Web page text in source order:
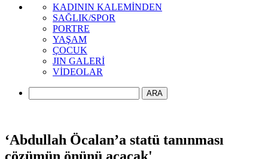
KADININ KALEMİNDEN
SAĞLIK/SPOR
PORTRE
YAŞAM
ÇOCUK
JIN GALERİ
VİDEOLAR
ARA
‘Abdullah Öcalan’a statü tanınması
çözümün önünü açacak'